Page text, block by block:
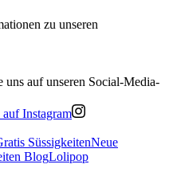
zu unseren
auf unseren Social-Media-
auf Instagram
SüssigkeitenNeue
BlogLolipop